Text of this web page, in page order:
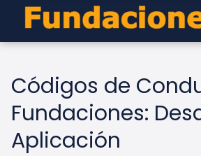
Códigos de
Fundaciones:
Aplicación